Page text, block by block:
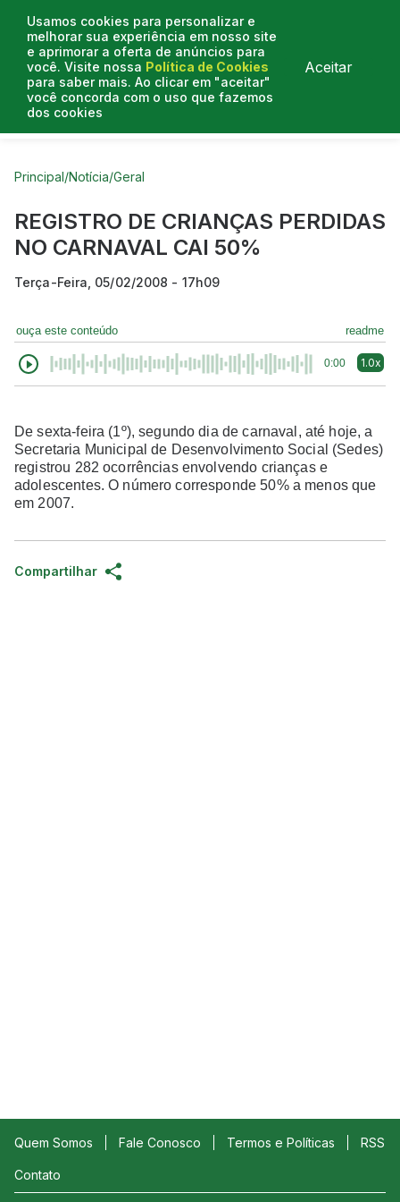
Usamos cookies para personalizar e
melhorar sua experiência em nosso site
e aprimorar a oferta de anúncios para
você. Visite nossa Política de Cookies
para saber mais. Ao clicar em "aceitar"
você concorda com o uso que fazemos
dos cookies
Aceitar
Curtas do Poder
Principal/Notícia/Geral
REGISTRO DE CRIANÇAS PERDIDAS
NO CARNAVAL CAI 50%
Terça-Feira, 05/02/2008 - 17h09
ouça este conteúdo readme
0:00 1.0x
De sexta-feira (1º), segundo dia de carnaval, até hoje, a
Secretaria Municipal de Desenvolvimento Social (Sedes)
registrou 282 ocorrências envolvendo crianças e
adolescentes. O número corresponde 50% a menos que
em 2007.
Compartilhar
Quem Somos Fale Conosco Termos e Políticas RSS
Contato